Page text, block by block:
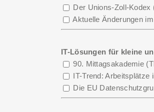
Der Unions-Zoll-
Aktuelle Änderungen
IT-Lösungen für kleine
90. Mittagsakademie
IT-Trend: Arbeitsplätze
Die EU